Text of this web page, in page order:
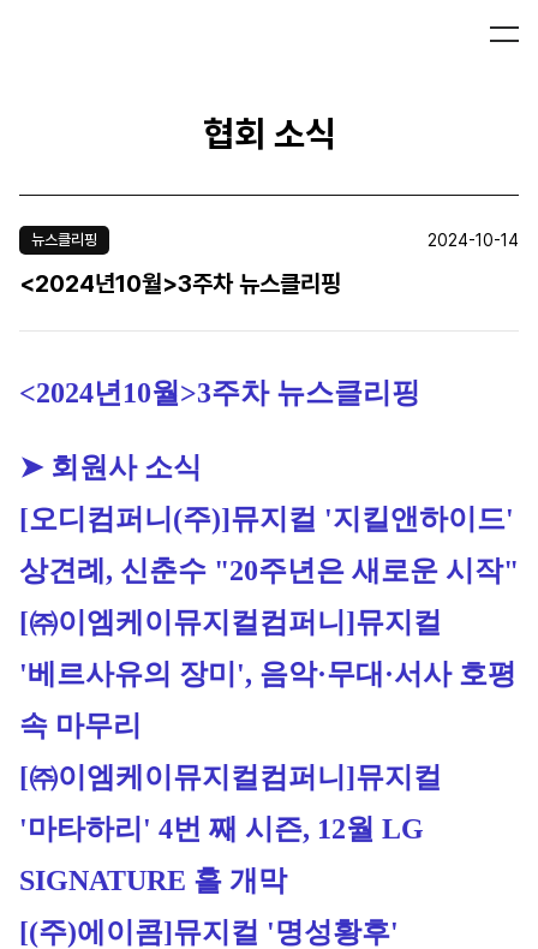
협회 소식
뉴스클리핑 2024-10-14
<2024년10월>3주차 뉴스클리핑
<2024년10월>3주차 뉴스클리핑
➤ 회원사 소식
[오디컴퍼니(주)]뮤지컬 '지킬앤하이드'
상견례, 신춘수 "20주년은 새로운 시작"
[㈜이엠케이뮤지컬컴퍼니]뮤지컬
'베르사유의 장미', 음악·무대·서사 호평
속 마무리
[㈜이엠케이뮤지컬컴퍼니]뮤지컬
'마타하리' 4번 째 시즌, 12월 LG
SIGNATURE 홀 개막
[(주)에이콤]뮤지컬 '명성황후'